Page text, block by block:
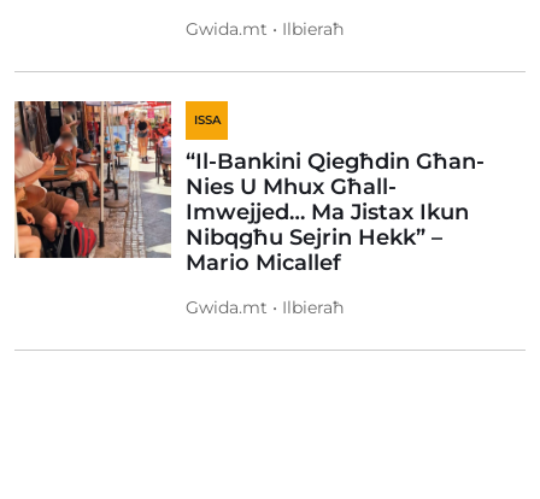
Gwida.mt • Ilbieraħ
ISSA
“Il-Bankini Qiegħdin Għan-
Nies U Mhux Għall-
Imwejjed… Ma Jistax Ikun
Nibqgħu Sejrin Hekk” –
Mario Micallef
Gwida.mt • Ilbieraħ